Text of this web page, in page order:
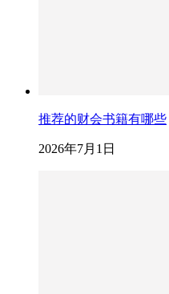
推荐的财会书籍有哪些
2026年7月1日